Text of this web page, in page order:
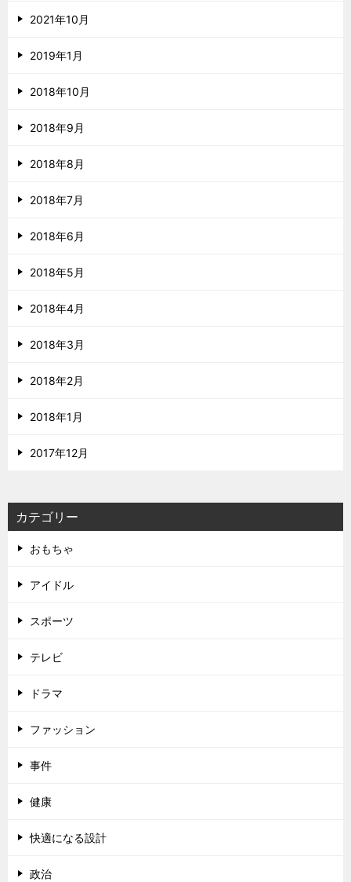
2021年10月
2019年1月
2018年10月
2018年9月
2018年8月
2018年7月
2018年6月
2018年5月
2018年4月
2018年3月
2018年2月
2018年1月
2017年12月
カテゴリー
おもちゃ
アイドル
スポーツ
テレビ
ドラマ
ファッション
事件
健康
快適になる設計
政治